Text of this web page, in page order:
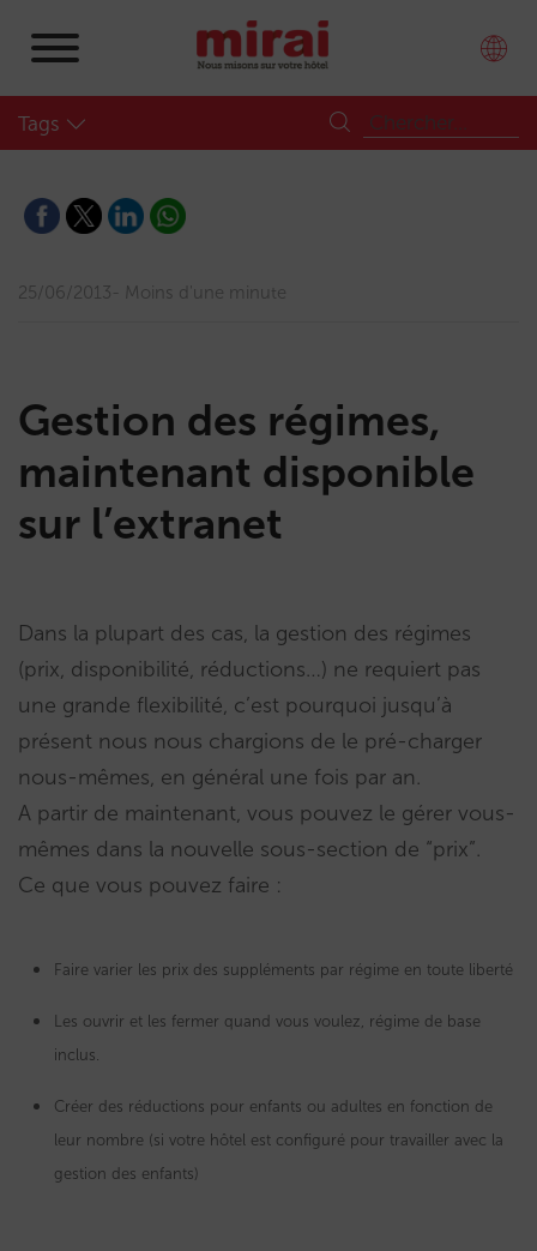
Tags
25/06/2013 Moins d'une minute
Gestion des régimes,
maintenant disponible
sur l’extranet
Dans la plupart des cas, la gestion des régimes
(prix, disponibilité, réductions…) ne requiert pas
une grande flexibilité, c’est pourquoi jusqu’à
présent nous nous chargions de le pré-charger
nous-mêmes, en général une fois par an.
A partir de maintenant, vous pouvez le gérer vous-
mêmes dans la nouvelle sous-section de “prix”.
Ce que vous pouvez faire :
Faire varier les prix des suppléments par régime en toute liberté
Les ouvrir et les fermer quand vous voulez, régime de base
inclus.
Créer des réductions pour enfants ou adultes en fonction de
leur nombre (si votre hôtel est configuré pour travailler avec la
gestion des enfants)